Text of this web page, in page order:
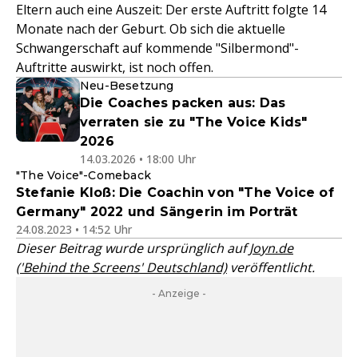
Eltern auch eine Auszeit: Der erste Auftritt folgte 14
Monate nach der Geburt. Ob sich die aktuelle
Schwangerschaft auf kommende "Silbermond"-
Auftritte auswirkt, ist noch offen.
Neu-Besetzung
Die Coaches packen aus: Das
verraten sie zu "The Voice Kids"
2026
14.03.2026 • 18:00 Uhr
"The Voice"-Comeback
Stefanie Kloß: Die Coachin von "The Voice of
Germany" 2022 und Sängerin im Porträt
24.08.2023 • 14:52 Uhr
Dieser Beitrag wurde ursprünglich aufJoyn.de
('Behind the Screens' Deutschland)veröffentlicht.
- Anzeige -